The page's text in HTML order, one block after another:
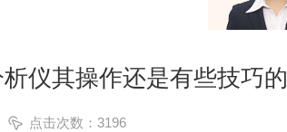
仪其操作还是有些技巧的
点击次数：3196